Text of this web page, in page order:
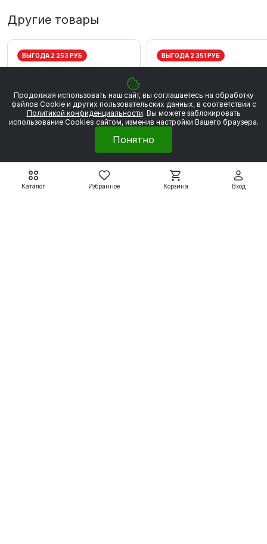
Каталог Избранное Корзина Вход
Другие товары
ВЫГОДА 2 253 РУБ
Электродвигатели WEG
ВЫГОДА 2 351 РУБ
Электродвигатели WEG
Продолжая использовать наш сайт, вы соглашаетесь на обработку
файлов Сookie и других пользовательских данных, в соответствии с
Политикой конфиденциальности. Вы можете заблокировать
использование Cookies сайтом, изменив настройки Вашего браузера.
Понятно